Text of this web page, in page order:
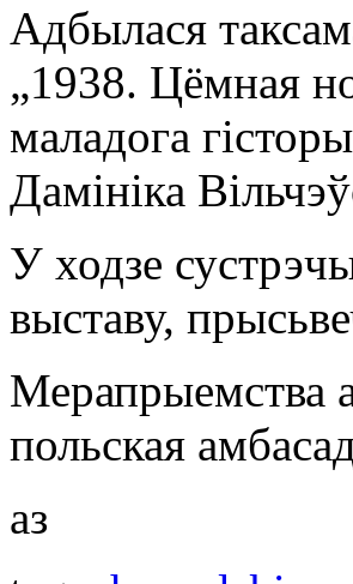
Адбылася
„1938. Цёмная
маладога
Дамініка
У ходзе
выставу,
Мерапрыемства
польская
аз